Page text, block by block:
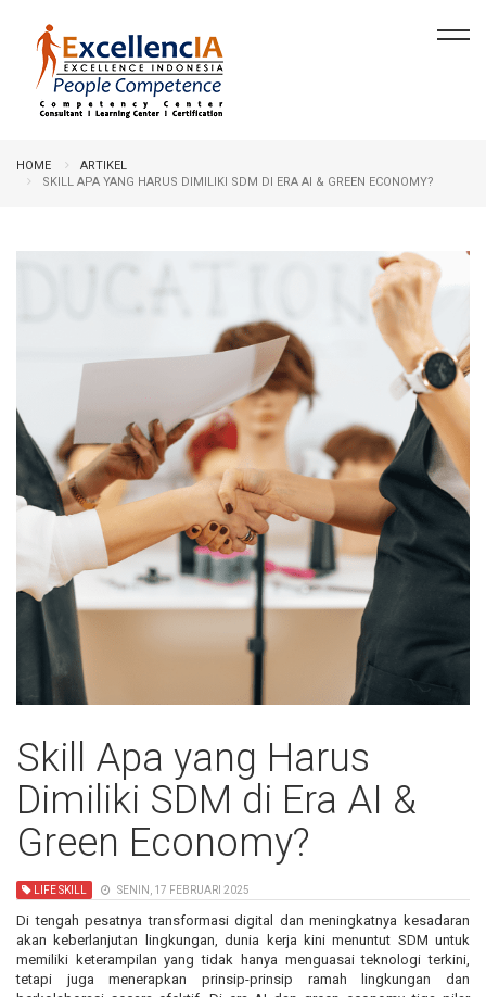
HOME
ARTIKEL
SKILL APA YANG HARUS DIMILIKI SDM DI ERA AI & GREEN ECONOMY?
Skill Apa yang Harus
Dimiliki SDM di Era AI &
Green Economy?
LIFE SKILL SENIN, 17 FEBRUARI 2025
Di tengah pesatnya transformasi digital dan meningkatnya kesadaran
akan keberlanjutan lingkungan, dunia kerja kini menuntut SDM untuk
memiliki keterampilan yang tidak hanya menguasai teknologi terkini,
tetapi juga menerapkan prinsip-prinsip ramah lingkungan dan